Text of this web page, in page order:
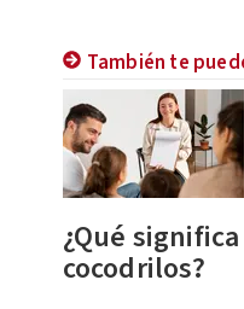
También te
¿Qué
cocodrilos?